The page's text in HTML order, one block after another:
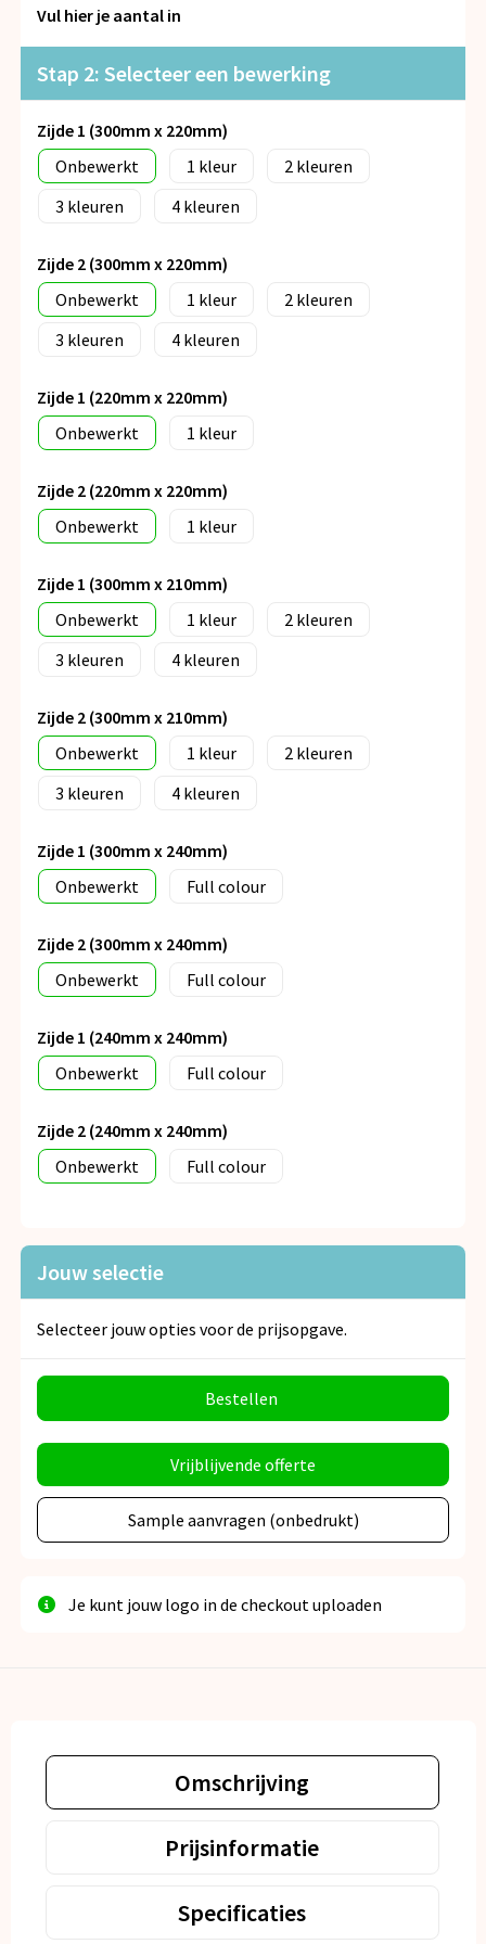
Snoepgoed
Spellen voor binnen en buiten
Veiligheid, Auto en Fiets
Vrije tijd en Strand
Vul hier je aantal in
Stap 2: Selecteer een bewerking
Zijde 1 (300mm x 220mm)
Onbewerkt
1
2
3
4
Zijde 2 (300mm x 220mm)
Onbewerkt
1
2
3
4
Zijde 1 (220mm x 220mm)
Onbewerkt
1
Zijde 2 (220mm x 220mm)
Onbewerkt
1
Zijde 1 (300mm x 210mm)
Onbewerkt
1
2
3
4
Zijde 2 (300mm x 210mm)
Onbewerkt
1
2
3
4
Zijde 1 (300mm x 240mm)
Onbewerkt
Full colour
Zijde 2 (300mm x 240mm)
Onbewerkt
Full colour
Zijde 1 (240mm x 240mm)
Onbewerkt
Full colour
Zijde 2 (240mm x 240mm)
Onbewerkt
Full colour
Jouw selectie
Selecteer jouw opties voor de prijsopgave.
Bestellen
Vrijblijvende offerte
Sample aanvragen (onbedrukt)
Je kunt jouw logo in de checkout uploaden
Omschrijving
Prijsinformatie
Specificaties